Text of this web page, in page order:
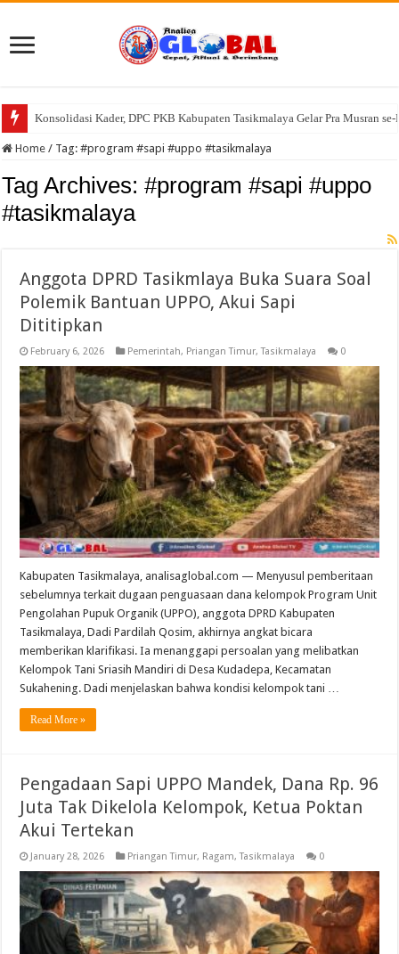
Konsolidasi Kader, DPC PKB Kabupaten Tasikmalaya Gelar Pra Musran
Home / Tag:#program #sapi #uppo #tasikmalaya
Tag Archives:#program #sapi #uppo
#tasikmalaya
Anggota DPRD Tasikmlaya Buka Suara Soal
Polemik Bantuan UPPO, Akui Sapi
Dititipkan
February 6, 2026 Pemerintah, Priangan Timur,Tasikmalaya 0
Kabupaten Tasikmalaya, analisaglobal.com — Menyusul pemberitaan
sebelumnya terkait dugaan penguasaan dana kelompok Program Unit
Pengolahan Pupuk Organik (UPPO), anggota DPRD Kabupaten
Tasikmalaya, Dadi Pardilah Qosim, akhirnya angkat bicara
memberikan klarifikasi. Ia menanggapi persoalan yang melibatkan
Kelompok Tani Sriasih Mandiri di Desa Kudadepa, Kecamatan
Sukahening. Dadi menjelaskan bahwa kondisi kelompok tani …
Read More »
Pengadaan Sapi UPPO Mandek, Dana Rp. 96
Juta Tak Dikelola Kelompok, Ketua Poktan
Akui Tertekan
January 28, 2026 Priangan Timur, Ragam,Tasikmalaya 0